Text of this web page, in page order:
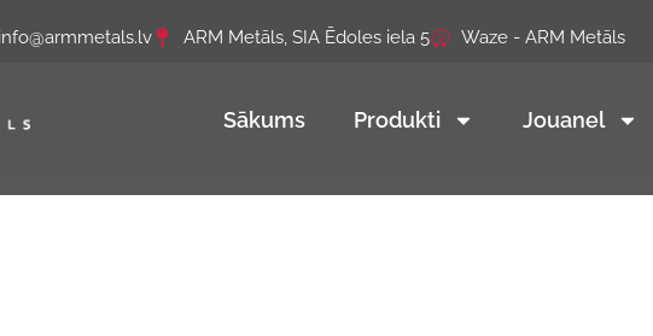
info@armmetals.lv ARM Metāls, SIA Ēdoles iela 5 Waze - ARM Metāls
Sākums Produkti Jouanel